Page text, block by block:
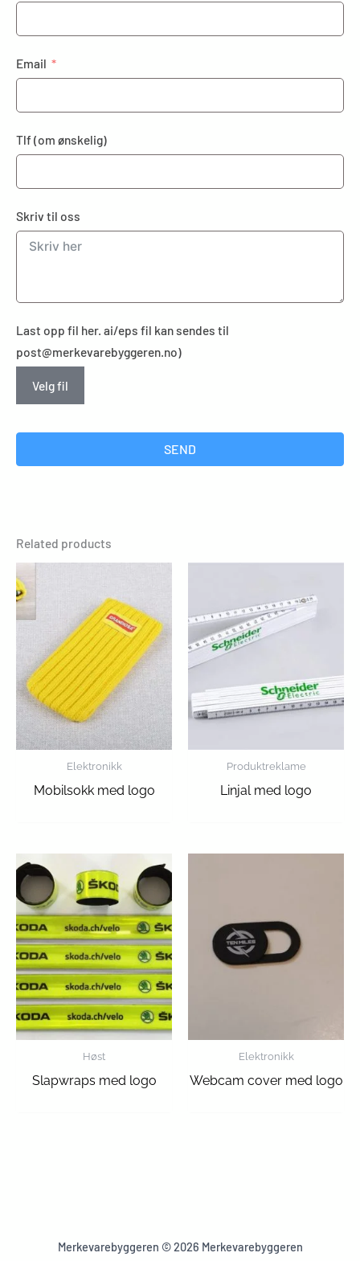
Email
Tlf (om ønskelig)
Skriv til oss
Last opp fil her. ai/eps fil kan sendes til
post@merkevarebyggeren.no)
Velg fil
SEND
Related products
Elektronikk
Mobilsokk med logo
Produktreklame
Linjal med logo
Høst
Slapwraps med logo
Elektronikk
Webcam cover med logo
Merkevarebyggeren © 2026 Merkevarebyggeren